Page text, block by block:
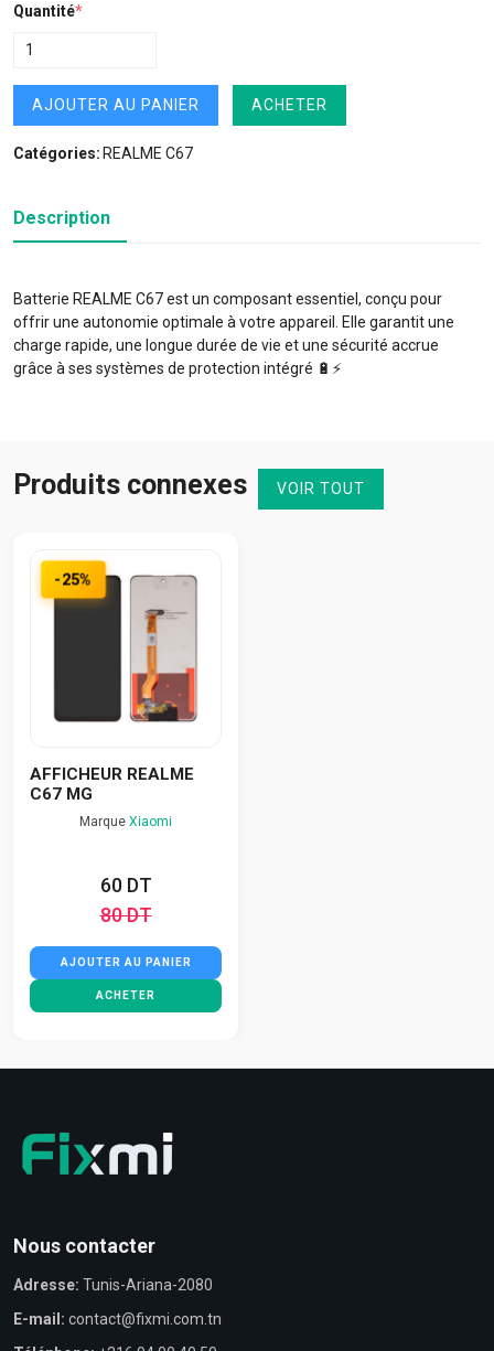
Quantité*
AJOUTER AU PANIER ACHETER
Catégories: REALME C67
Description
Batterie REALME C67 est un composant essentiel, conçu pour
offrir une autonomie optimale à votre appareil. Elle garantit une
charge rapide, une longue durée de vie et une sécurité accrue
grâce à ses systèmes de protection intégré 🔋⚡️
Produits connexes VOIR TOUT
-25%
AFFICHEUR REALME
C67 MG
Marque Xiaomi
60 DT
80 DT
AJOUTER AU PANIER
ACHETER
Nous contacter
Adresse: Tunis-Ariana-2080
E-mail: contact@fixmi.com.tn